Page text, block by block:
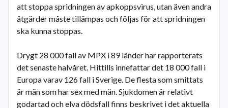
att stoppa spridningen av apkoppsvirus, utan även andra
åtgärder måste tillämpas och följas för att spridningen
ska kunna stoppas.
Drygt 28 000 fall av MPX i 89 länder har rapporterats
det senaste halvåret. Hittills innefattar det 18 000 fall i
Europa varav 126 fall i Sverige. De flesta som smittats
är män som har sex med män. Sjukdomen är relativt
godartad och elva dödsfall finns beskrivet i det aktuella